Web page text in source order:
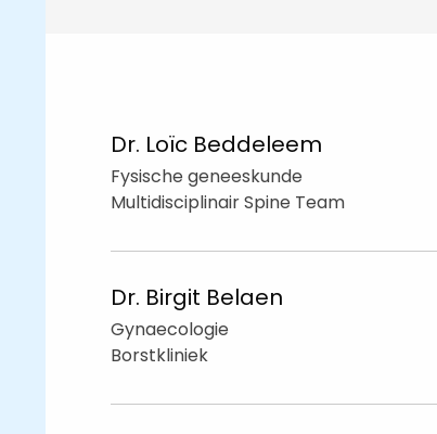
Dr. Loïc Beddeleem
Fysische geneeskunde
Multidisciplinair Spine Team
Dr. Birgit Belaen
Gynaecologie
Borstkliniek